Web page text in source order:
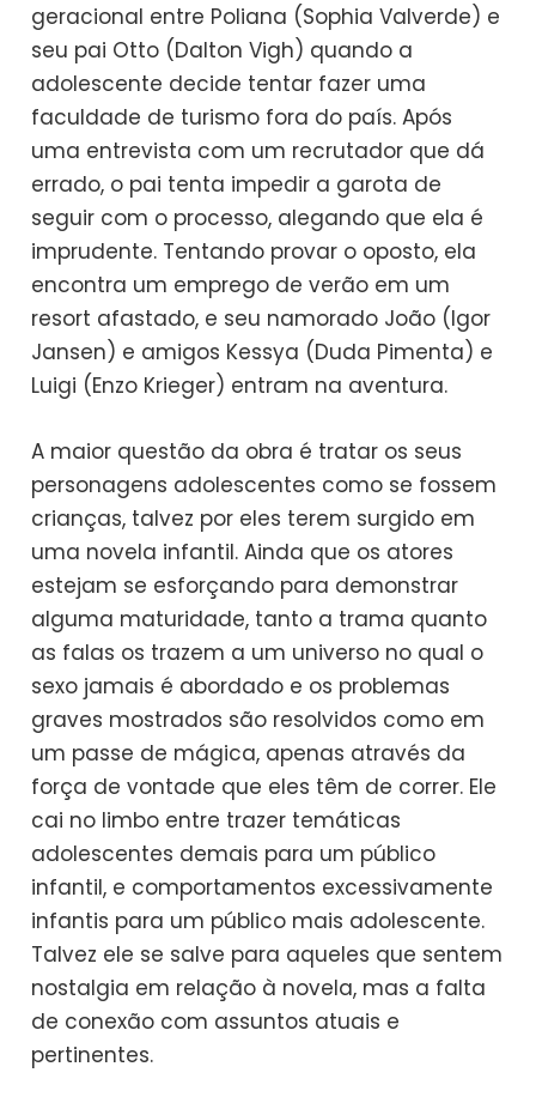
geracional entre Poliana (Sophia Valverde) e
seu pai Otto (Dalton Vigh) quando a
adolescente decide tentar fazer uma
faculdade de turismo fora do país. Após
uma entrevista com um recrutador que dá
errado, o pai tenta impedir a garota de
seguir com o processo, alegando que ela é
imprudente. Tentando provar o oposto, ela
encontra um emprego de verão em um
resort afastado, e seu namorado João (Igor
Jansen) e amigos Kessya (Duda Pimenta) e
Luigi (Enzo Krieger) entram na aventura.
A maior questão da obra é tratar os seus
personagens adolescentes como se fossem
crianças, talvez por eles terem surgido em
uma novela infantil. Ainda que os atores
estejam se esforçando para demonstrar
alguma maturidade, tanto a trama quanto
as falas os trazem a um universo no qual o
sexo jamais é abordado e os problemas
graves mostrados são resolvidos como em
um passe de mágica, apenas através da
força de vontade que eles têm de correr. Ele
cai no limbo entre trazer temáticas
adolescentes demais para um público
infantil, e comportamentos excessivamente
infantis para um público mais adolescente.
Talvez ele se salve para aqueles que sentem
nostalgia em relação à novela, mas a falta
de conexão com assuntos atuais e
pertinentes.